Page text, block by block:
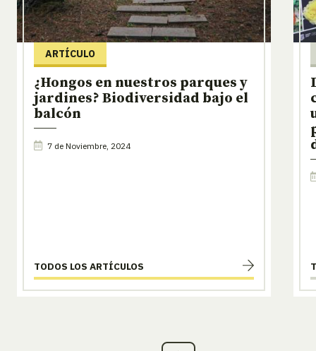
ARTÍCULO
¿Hongos en nuestros parques y
jardines? Biodiversidad bajo el
balcón
7 de Noviembre, 2024
TODOS LOS ARTÍCULOS